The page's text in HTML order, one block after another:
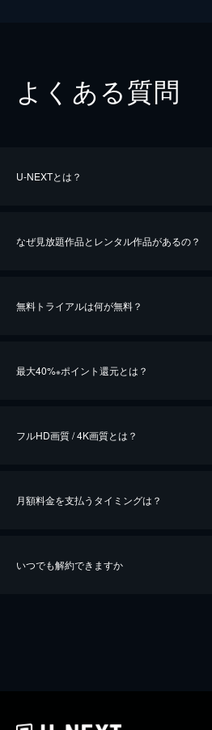
よくある質問
U-NEXTとは？
なぜ見放題作品とレンタル作品があるの？
無料トライアルは何が無料？
最大40%※ポイント還元とは？
※40％ポイント還元の対象は、クレジットカード決
iOSアプリのUコイン決済による作品の購入 / レン
フルHD画質 / 4K画質とは？
月額料金を支払うタイミングは？
いつでも解約できますか